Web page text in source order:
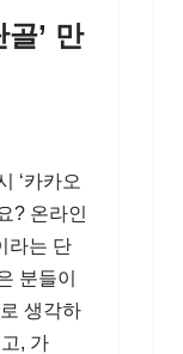
’ 만
‘카카오
? 온라인
라는 단
분들이
생각하
, 가